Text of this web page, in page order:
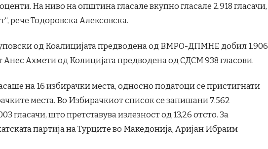
На ниво на општина гласале вкупно гласале 2.918 гласачи,
рече Тодоровска Алексовска.
од Коалицијата предводена од ВМРО-ДПМНЕ добил 1.906
Анес Ахмети од Колицијата предводена од СДСМ 938 гласови.
на 16 избирачки места, односно податоци се пристигнати
места. Во Избирачкиот список се запишани 7.562
гласачи, што претставува излезност од 13,26 отсто. За
партија на Турците во Македонија, Аријан Ибраим